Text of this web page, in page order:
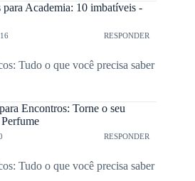
Academia: 10 imbatíveis -
RESPONDER
Tudo o que você precisa saber
Encontros: Torne o seu
RESPONDER
Tudo o que você precisa saber